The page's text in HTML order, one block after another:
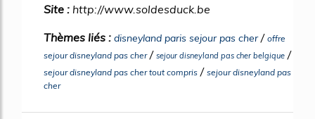
Site : http://www.soldesduck.be
Thèmes liés : disneyland paris sejour pas cher/ offre
sejour disneyland pas cher/ sejour disneyland pas cher belgique /
sejour disneyland pas cher tout compris / sejour disneyland pas
cher